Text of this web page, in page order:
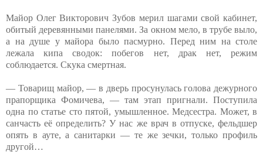
Майор Олег Викторович Зубов мерил шагами свой кабинет,
обитый деревянными панелями. За окном мело, в трубе выло,
а на душе у майора было пасмурно. Перед ним на столе
лежала кипа сводок: побегов нет, драк нет, режим
соблюдается. Скука смертная.
— Товарищ майор, — в дверь просунулась голова дежурного
прапорщика Фомичева, — там этап пригнали. Поступила
одна по статье сто пятой, умышленное. Медсестра. Может, в
санчасть её определить? У нас же врач в отпуске, фельдшер
опять в ауте, а санитарки — те же зечки, только профиль
другой…